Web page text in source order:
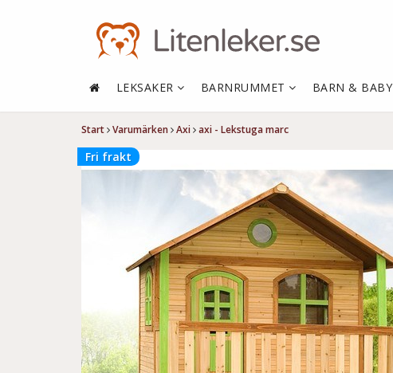
Start Varumärken Axi axi - Lekstuga marc
Fri frakt
LEKSAKER BARNRUMMET BARN & BABY